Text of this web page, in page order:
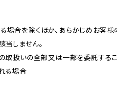
合を除くほか、あらかじめお客
しません。
取扱いの全部又は一部を委託する
る場合